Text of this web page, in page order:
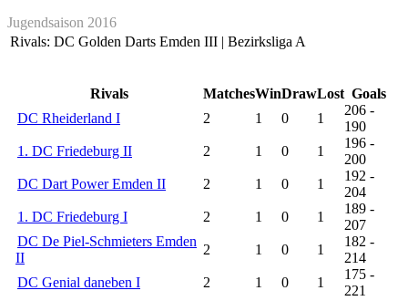
Jugendsaison 2016
Rivals: DC Golden Darts Emden III | Bezirksliga A
Rivals MatchesWinDrawLost Goals
DC Rheiderland I
2 1 0 1
206 -
190
1. DC Friedeburg II
2 1 0 1
196 -
200
DC Dart Power Emden II
2 1 0 1
192 -
204
1. DC Friedeburg I
2 1 0 1
189 -
207
DC De Piel-Schmieters Emden
II
2 1 0 1
182 -
214
DC Genial daneben I
2 1 0 1
175 -
221